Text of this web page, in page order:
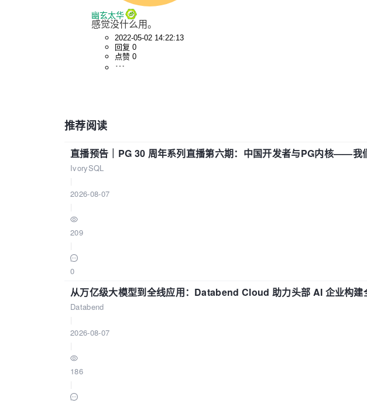
幽玄太华
感觉没什么用。
2022-05-02 14:22:13
回复 0
点赞 0
推荐阅读
直播预告｜PG 30 周年系列直播第六期：中国开发者与PG内核——我
IvorySQL
2026-08-07
209
0
从万亿级大模型到全线应用：Databend Cloud 助力头部 AI 企业构建
Databend
2026-08-07
186